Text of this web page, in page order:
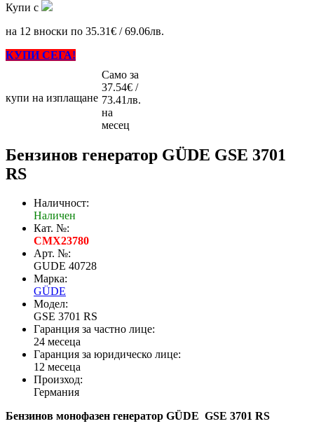
Купи с
на 12 вноски по 35.31€ / 69.06лв.
КУПИ СЕГА!
купи на изплащане
Само за
37.54€ /
73.41лв.
на
месец
Бензинов генератор GÜDE GSE 3701
RS
Наличност:
Наличен
Кат. №:
CMX23780
Арт. №:
GUDE 40728
Марка:
GÜDE
Модел:
GSE 3701 RS
Гаранция за частно лице:
24 месеца
Гаранция за юридическо лице:
12 месеца
Произход:
Германия
Бензинов монофазен генератор GÜDE GSE 3701 RS